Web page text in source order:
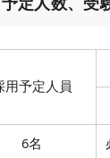
用予定人員
6名